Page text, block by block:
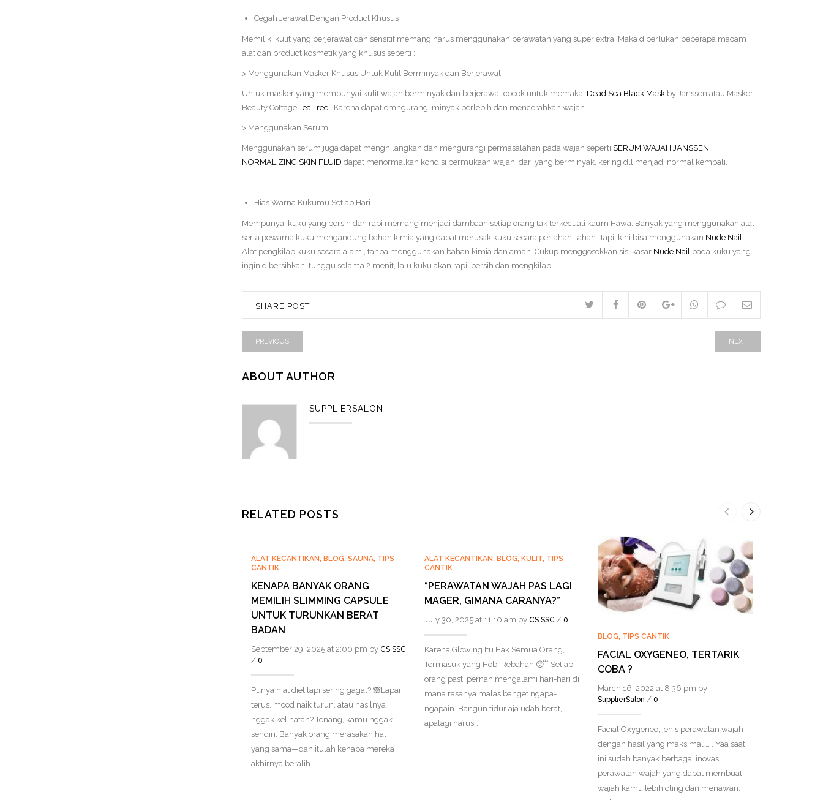
Cegah Jerawat Dengan Product Khusus
Memiliki kulit yang berjerawat dan sensitif memang harus menggunakan perawatan yang super extra. Maka diperlukan beberapa macam
alat dan product kosmetik yang khusus seperti :
> Menggunakan Masker Khusus Untuk Kulit Berminyak dan Berjerawat
Untuk masker yang mempunyai kulit wajah berminyak dan berjerawat cocok untuk memakai Dead Sea Black Maskby Janssen atau Masker
Beauty CottageTea Tree. Karena dapat emngurangi minyak berlebih dan mencerahkan wajah.
> Menggunakan Serum
Menggunakan serum juga dapat menghilangkan dan mengurangi permasalahan pada wajah seperti SERUM WAJAH JANSSEN
NORMALIZING SKIN FLUID dapat menormalkan kondisi permukaan wajah, dari yang berminyak, kering dll menjadi normal kembali.
Hias Warna Kukumu Setiap Hari
Mempunyai kuku yang bersih dan rapi memang menjadi dambaan setiap orang tak terkecuali kaum Hawa. Banyak yang menggunakan alat
serta pewarna kuku mengandung bahan kimia yang dapat merusak kuku secara perlahan-lahan. Tapi, kini bisa menggunakan Nude Nail.
Alat pengkilap kuku secara alami, tanpa menggunakan bahan kimia dan aman. Cukup menggosokkan sisi kasar Nude Nailpada kuku yang
ingin dibersihkan, tunggu selama 2 menit, lalu kuku akan rapi, bersih dan mengkilap.
SHARE POST
PREVIOUS NEXT
ABOUT AUTHOR
SUPPLIERSALON
RELATED POSTS
ALAT KECANTIKAN, BLOG, SAUNA, TIPS
CANTIK
KENAPA BANYAK ORANG
MEMILIH SLIMMING CAPSULE
UNTUK TURUNKAN BERAT
BADAN
September 29, 2025 at 2:00 pm by CS SSC
/ 0
Punya niat diet tapi sering gagal? 🙈Lapar
terus, mood naik turun, atau hasilnya
nggak kelihatan? Tenang, kamu nggak
sendiri. Banyak orang merasakan hal
yang sama—dan itulah kenapa mereka
akhirnya beralih…
ALAT KECANTIKAN, BLOG, KULIT, TIPS
CANTIK
“PERAWATAN WAJAH PAS LAGI
MAGER, GIMANA CARANYA?”
July 30, 2025 at 11:10 am by CS SSC / 0
Karena Glowing Itu Hak Semua Orang,
Termasuk yang Hobi Rebahan 😴 Setiap
orang pasti pernah mengalami hari-hari di
mana rasanya malas banget ngapa-
ngapain. Bangun tidur aja udah berat,
apalagi harus…
BLOG, TIPS CANTIK
FACIAL OXYGENEO, TERTARIK
COBA ?
March 16, 2022 at 8:36 pm by
SupplierSalon / 0
Facial Oxygeneo, jenis perawatan wajah
dengan hasil yang maksimal … . Yaa saat
ini sudah banyak berbagai inovasi
perawatan wajah yang dapat membuat
wajah kamu lebih cling dan menawan.